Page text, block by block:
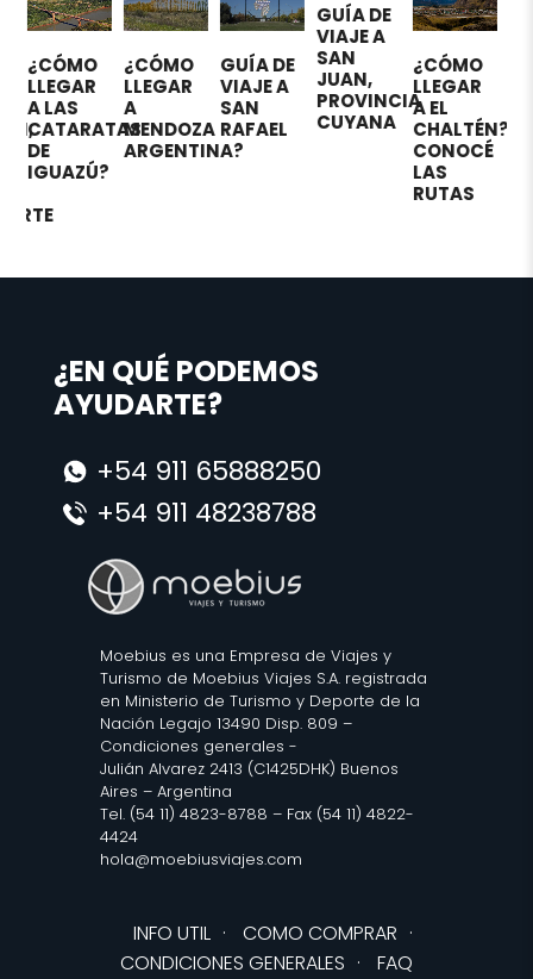
¿CÓMO
LLEGAR
A
MENDOZA
ARGENTINA?
GUÍA DE
VIAJE A
SAN
RAFAEL
GUÍA DE
VIAJE A
SAN
JUAN,
PROVINCIA
CUYANA
¿CÓMO
LLEGAR
A EL
CHALTÉN?
¿CÓMO
LLEGAR
A LA
RIOJA?
¿EN QUÉ PODEMOS
AYUDARTE?
+54 911 65888250
+54 911 48238788
Moebius es una Empresa de Viajes y
Turismo de Moebius Viajes S.A. registrada
en Ministerio de Turismo y Deporte de la
Nación Legajo 13490 Disp. 809 –
Condiciones generales -
Julián Alvarez 2413 (C1425DHK) Buenos
Aires – Argentina
Tel. (54 11) 4823-8788 – Fax (54 11) 4822-
4424
hola@moebiusviajes.com
INFO UTIL · COMO COMPRAR ·
CONDICIONES GENERALES · FAQ